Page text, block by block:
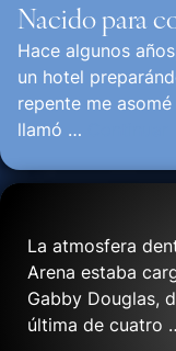
Nacido para
Hace algunos
un hotel
repente me
llamó …
La atmosfera
Arena estaba
Gabby Douglas,
última de cuatro